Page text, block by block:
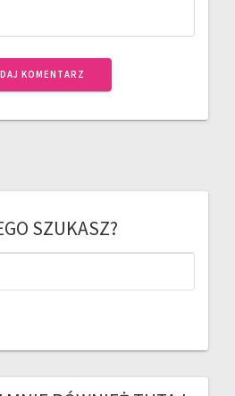
SZUKASZ?